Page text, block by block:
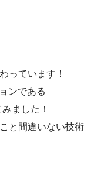
っています！
ンである
ました！
と間違いない技術